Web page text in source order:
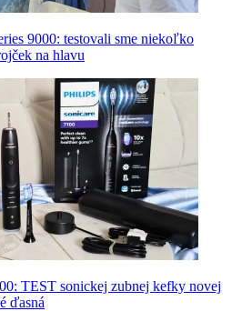
9000: testovali sme niekoľko
na hlavu
TEST sonickej zubnej kefky novej
ďasná